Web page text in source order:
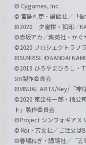
© Cygames, Inc.
© 宮島礼吏・講談社／「
©2020 夕蜜柑・狐印／
©赤坂アカ／集英社・かぐ
©2020 プロジェクトラブ
©SUNRISE ©BANDAI
©2019 ひろやまひろし・
sm製作委員会
©VISUAL ARTS/Key/「神
©2020 東出祐一郎・橘公
ト」製作委員会
©Project シンフォギアＸ
© Koi・芳文社／ご注文は
©春場ねぎ・講談社／「五